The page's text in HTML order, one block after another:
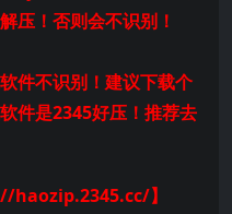
压！否则会不识别！
件不识别！建议下载个
件是2345好压！推荐去
haozip.2345.cc/】